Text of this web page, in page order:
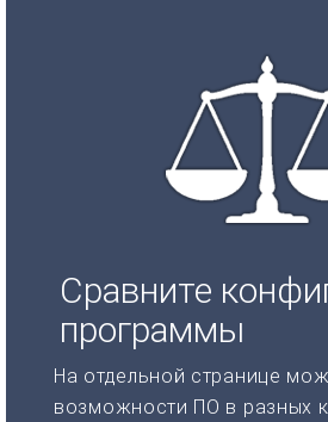
Сравните
программы
На отдельной странице
возможности ПО в разных